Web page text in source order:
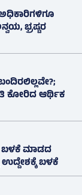
ಭ್ರಷ್ಟರ
ಕೋರಿದ ಆರ್ಥಿಕ
ಬಳಕೆ ಮಾಡದ
ಬಳಕೆ